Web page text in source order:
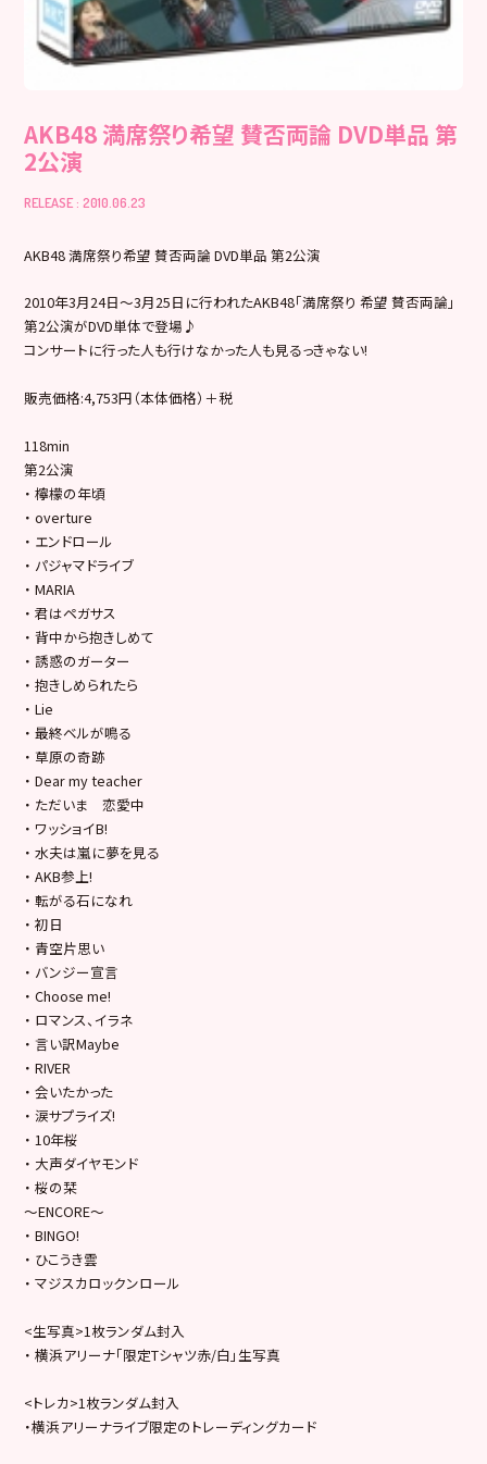
AKB48 満席祭り希望 賛否両論 DVD単品 第
2公演
RELEASE : 2010.06.23
AKB48 満席祭り希望 賛否両論 DVD単品 第2公演
2010年3月24日～3月25日に行われたAKB48「満席祭り 希望 賛否両論」
第2公演がDVD単体で登場♪
コンサートに行った人も行けなかった人も見るっきゃない!
販売価格:4,753円（本体価格）＋税
118min
第2公演
・ 檸檬の年頃
・ overture
・ エンドロール
・ パジャマドライブ
・ MARIA
・ 君はペガサス
・ 背中から抱きしめて
・ 誘惑のガーター
・ 抱きしめられたら
・ Lie
・ 最終ベルが鳴る
・ 草原の奇跡
・ Dear my teacher
・ ただいま 恋愛中
・ ワッショイB!
・ 水夫は嵐に夢を見る
・ AKB参上!
・ 転がる石になれ
・ 初日
・ 青空片思い
・ バンジー宣言
・ Choose me!
・ ロマンス、イラネ
・ 言い訳Maybe
・ RIVER
・ 会いたかった
・ 涙サプライズ!
・ 10年桜
・ 大声ダイヤモンド
・ 桜の栞
～ENCORE～
・ BINGO!
・ ひこうき雲
・ マジスカロックンロール
<生写真>1枚ランダム封入
・ 横浜アリーナ「限定Tシャツ赤/白」生写真
<トレカ>1枚ランダム封入
・横浜アリーナライブ限定のトレーディングカード